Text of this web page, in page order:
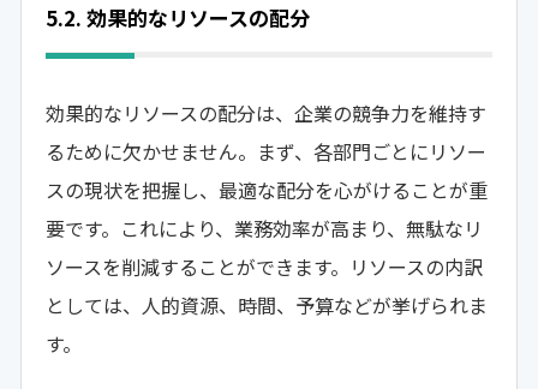
5.2. 効果的なリソースの配分
効果的なリソースの配分は、企業の競争力を維持す
るために欠かせません。まず、各部門ごとにリソー
スの現状を把握し、最適な配分を心がけることが重
要です。これにより、業務効率が高まり、無駄なリ
ソースを削減することができます。リソースの内訳
としては、人的資源、時間、予算などが挙げられま
す。